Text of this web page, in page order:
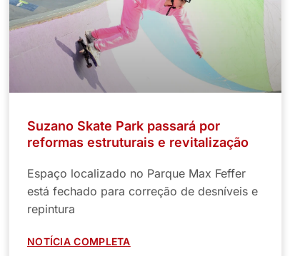
Suzano Skate Park passará por
reformas estruturais e revitalização
Espaço localizado no Parque Max Feffer
está fechado para correção de desníveis e
repintura
NOTÍCIA COMPLETA